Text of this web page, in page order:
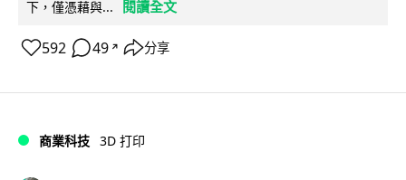
下，僅憑藉與...
閱讀全文
592 49 ↗ 分享
商業科技 3D 打印